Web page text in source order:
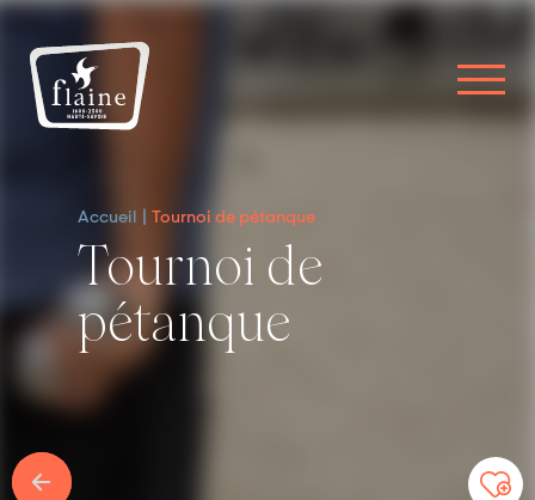
Accueil Tournoi de pétanque
Tournoi de
pétanque